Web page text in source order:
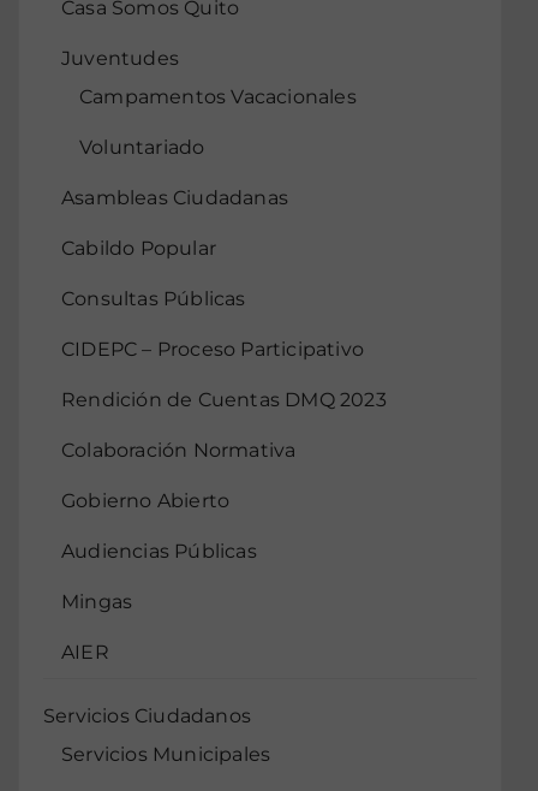
Casa Somos Quito
Juventudes
Campamentos Vacacionales
Voluntariado
Asambleas Ciudadanas
Cabildo Popular
Consultas Públicas
CIDEPC – Proceso Participativo
Rendición de Cuentas DMQ 2023
Colaboración Normativa
Gobierno Abierto
Audiencias Públicas
Mingas
AIER
Servicios Ciudadanos
Servicios Municipales